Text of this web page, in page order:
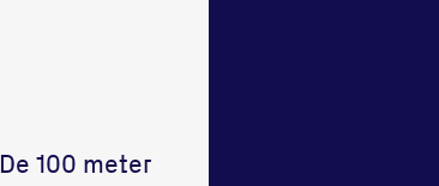
100 meter